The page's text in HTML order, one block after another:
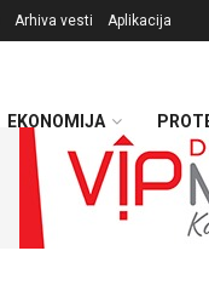
Arhiva vesti Aplikacija
EKONOMIJA